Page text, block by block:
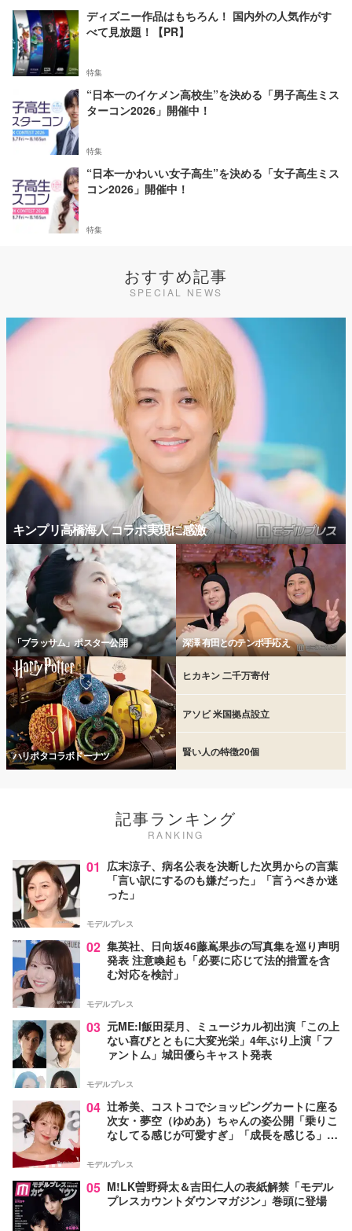
ディズニー作品はもちろん！ 国内外の人気作がす
べて見放題！【PR】
特集
“日本一のイケメン高校生”を決める「男子高生ミス
ターコン2026」開催中！
特集
“日本一かわいい女子高生”を決める「女子高生ミス
コン2026」開催中！
特集
おすすめ記事
SPECIAL NEWS
キンプリ高橋海人 コラボ実現に感激
「ブラッサム」ポスター公開 深澤 有田とのテンポ手応え
ハリポタコラボドーナツ
ヒカキン 二千万寄付
アソビ 米国拠点設立
賢い人の特徴20個
記事ランキング
RANKING
01 広末涼子、病名公表を決断した次男からの言葉
「言い訳にするのも嫌だった」「言うべきか迷
った」
モデルプレス
02 集英社、日向坂46藤嶌果歩の写真集を巡り声明
発表 注意喚起も「必要に応じて法的措置を含
む対応を検討」
モデルプレス
03 元ME:I飯田栞月、ミュージカル初出演「この上
ない喜びとともに大変光栄」4年ぶり上演「フ
ァントム」城田優らキャスト発表
モデルプレス
04 辻希美、コストコでショッピングカートに座る
次女・夢空（ゆめあ）ちゃんの姿公開「乗りこ
なしてる感じが可愛すぎ」「成長を感じる」の
モデルプレス
05 M!LK曽野舜太＆吉田仁人の表紙解禁「モデル
プレスカウントダウンマガジン」巻頭に登場